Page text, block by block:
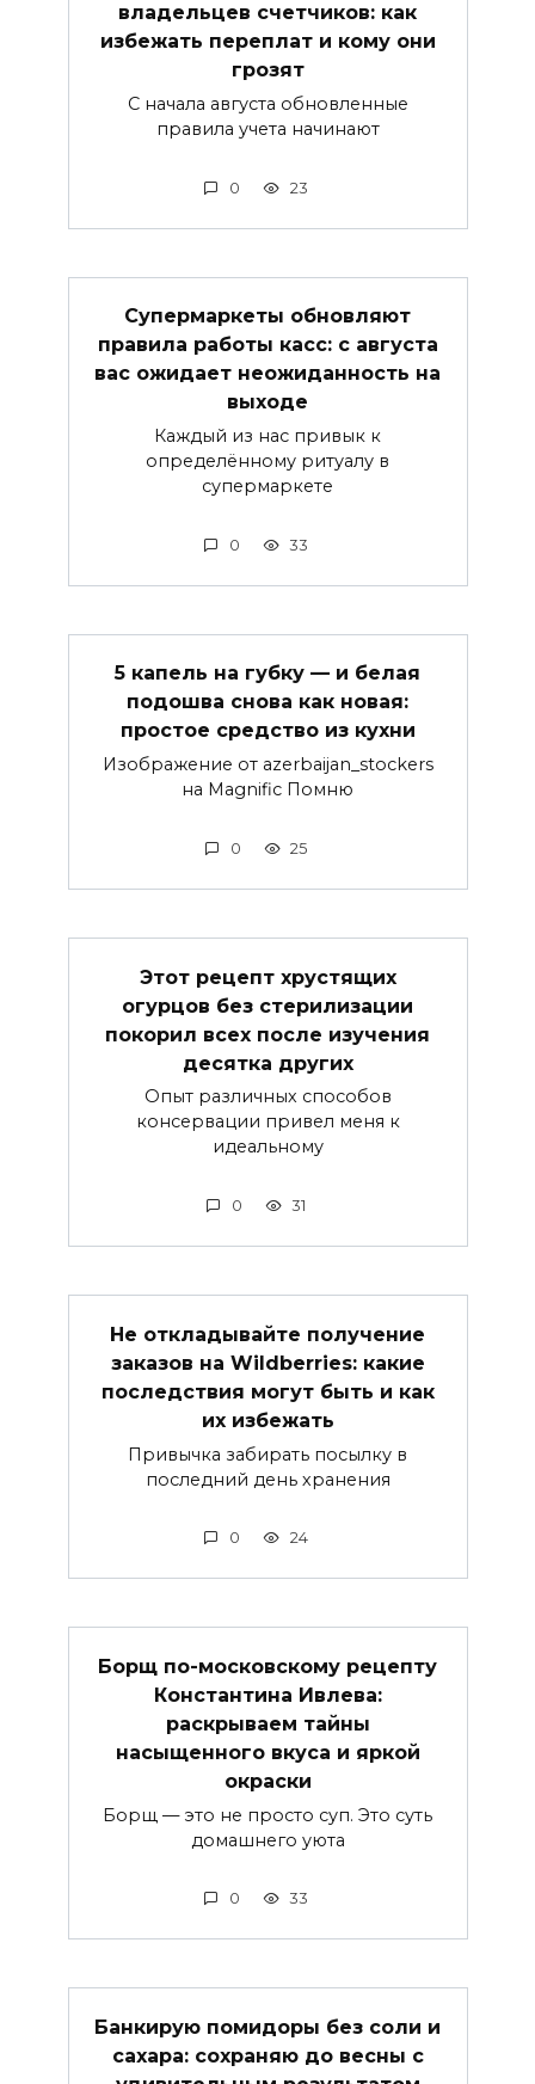
владельцев счетчиков: как
избежать переплат и кому они
грозят
С начала августа обновленные
правила учета начинают
0 23
Супермаркеты обновляют
правила работы касс: с августа
вас ожидает неожиданность на
выходе
Каждый из нас привык к
определённому ритуалу в
супермаркете
0 33
5 капель на губку — и белая
подошва снова как новая:
простое средство из кухни
Изображение от azerbaijan_stockers
на Magnific Помню
0 25
Этот рецепт хрустящих
огурцов без стерилизации
покорил всех после изучения
десятка других
Опыт различных способов
консервации привел меня к
идеальному
0 31
Не откладывайте получение
заказов на Wildberries: какие
последствия могут быть и как
их избежать
Привычка забирать посылку в
последний день хранения
0 24
Борщ по-московскому рецепту
Константина Ивлева:
раскрываем тайны
насыщенного вкуса и яркой
окраски
Борщ — это не просто суп. Это суть
домашнего уюта
0 33
Банкирую помидоры без соли и
сахара: сохраняю до весны с